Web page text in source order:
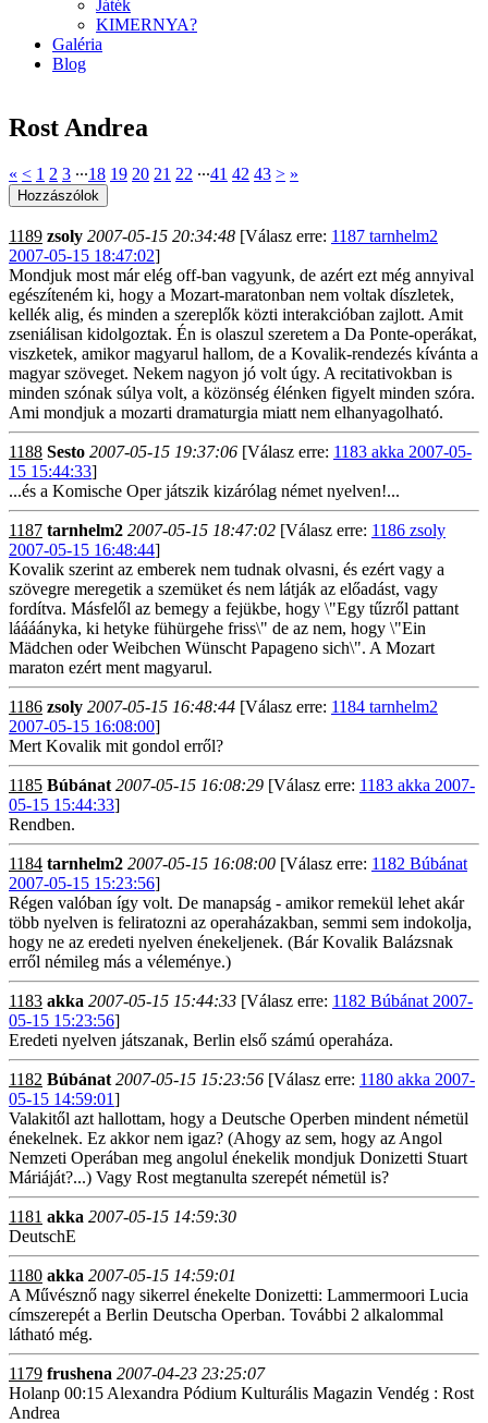
Játék
KIMERNYA?
Galéria
Blog
Rost Andrea
« < 1 2 3 ∙∙∙18 19 20 21 22 ∙∙∙41 42 43 > »
1189 zsoly 2007-05-15 20:34:48 [Válasz erre: 1187 tarnhelm2
2007-05-15 18:47:02]
Mondjuk most már elég off-ban vagyunk, de azért ezt még annyival
egészíteném ki, hogy a Mozart-maratonban nem voltak díszletek,
kellék alig, és minden a szereplők közti interakcióban zajlott. Amit
zseniálisan kidolgoztak. Én is olaszul szeretem a Da Ponte-operákat,
viszketek, amikor magyarul hallom, de a Kovalik-rendezés kívánta a
magyar szöveget. Nekem nagyon jó volt úgy. A recitativokban is
minden szónak súlya volt, a közönség élénken figyelt minden szóra.
Ami mondjuk a mozarti dramaturgia miatt nem elhanyagolható.
1188 Sesto 2007-05-15 19:37:06 [Válasz erre: 1183 akka 2007-05-
15 15:44:33]
...és a Komische Oper játszik kizárólag német nyelven!...
1187 tarnhelm2 2007-05-15 18:47:02 [Válasz erre: 1186 zsoly
2007-05-15 16:48:44]
Kovalik szerint az emberek nem tudnak olvasni, és ezért vagy a
szövegre meregetik a szemüket és nem látják az előadást, vagy
fordítva. Másfelől az bemegy a fejükbe, hogy \"Egy tűzről pattant
láááányka, ki hetyke fühürgehe friss\" de az nem, hogy \"Ein
Mädchen oder Weibchen Wünscht Papageno sich\". A Mozart
maraton ezért ment magyarul.
1186 zsoly 2007-05-15 16:48:44 [Válasz erre: 1184 tarnhelm2
2007-05-15 16:08:00]
Mert Kovalik mit gondol erről?
1185 Búbánat 2007-05-15 16:08:29 [Válasz erre: 1183 akka 2007-
05-15 15:44:33]
Rendben.
1184 tarnhelm2 2007-05-15 16:08:00 [Válasz erre: 1182 Búbánat
2007-05-15 15:23:56]
Régen valóban így volt. De manapság - amikor remekül lehet akár
több nyelven is feliratozni az operaházakban, semmi sem indokolja,
hogy ne az eredeti nyelven énekeljenek. (Bár Kovalik Balázsnak
erről némileg más a véleménye.)
1183 akka 2007-05-15 15:44:33 [Válasz erre: 1182 Búbánat 2007-
05-15 15:23:56]
Eredeti nyelven játszanak, Berlin első számú operaháza.
1182 Búbánat 2007-05-15 15:23:56 [Válasz erre: 1180 akka 2007-
05-15 14:59:01]
Valakitől azt hallottam, hogy a Deutsche Operben mindent németül
énekelnek. Ez akkor nem igaz? (Ahogy az sem, hogy az Angol
Nemzeti Operában meg angolul énekelik mondjuk Donizetti Stuart
Máriáját?...) Vagy Rost megtanulta szerepét németül is?
1181 akka 2007-05-15 14:59:30
DeutschE
1180 akka 2007-05-15 14:59:01
A Művésznő nagy sikerrel énekelte Donizetti: Lammermoori Lucia
címszerepét a Berlin Deutscha Operban. További 2 alkalommal
látható még.
1179 frushena 2007-04-23 23:25:07
Holanp 00:15 Alexandra Pódium Kulturális Magazin Vendég : Rost
Andrea